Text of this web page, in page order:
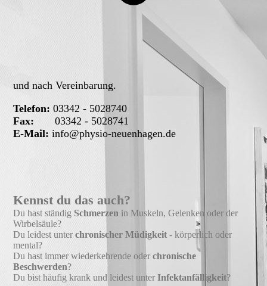
und nach Vereinbarung.
Telefon:03342 - 5028740
Fax: 03342 - 5028741
E-Mail:info@physio-neuenhagen.de
Kennst du das auch?
Du hast ständig Schmerzen in Muskeln, Gelenken oder der
Wirbelsäule?
Du leidest unterchronischer Müdigkeit - körperlich oder
mental?
Du hast immer wiederkehrende oderchronische
Beschwerden?
Du bist häufig krank und leidest unterInfektanfälligkeit?